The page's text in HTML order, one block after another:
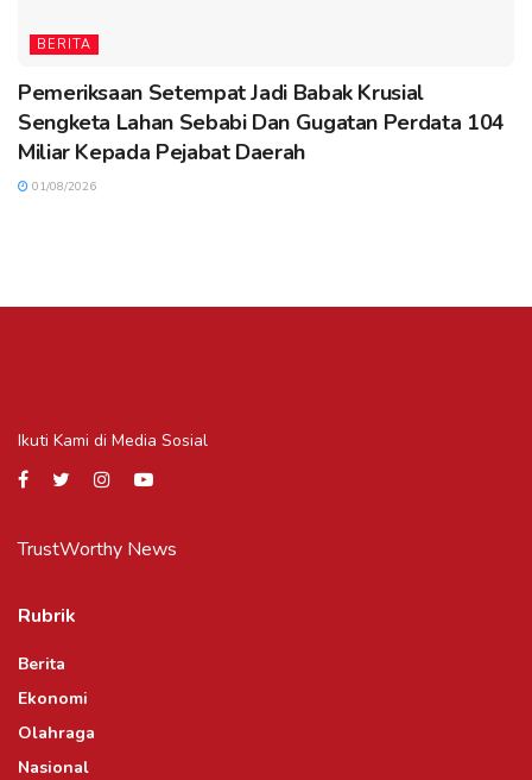
BERITA
Pemeriksaan Setempat Jadi Babak Krusial
Sengketa Lahan Sebabi Dan Gugatan Perdata 104
Miliar Kepada Pejabat Daerah
01/08/2026
Ikuti Kami di Media Sosial
TrustWorthy News
Rubrik
Berita
Ekonomi
Olahraga
Nasional